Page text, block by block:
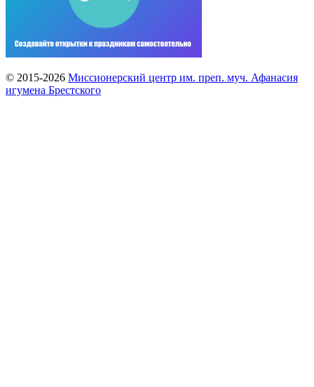
© 2015-2026 Миссионерский центр им. преп. муч. Афанасия
игумена Брестского